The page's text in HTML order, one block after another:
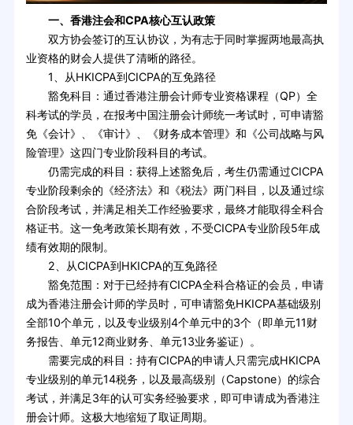
一、香港注会和CPA核心互认政策
双方协会签订的互认协议，为有志于同时掌握两地最高执
业资格的财会人提供了清晰的路径。
1、从HKICPA到CICPA的互免路径
豁免科目：通过香港注册会计师专业资格课程（QP）全
科考试的学员，在报考中国注册会计师统一考试时，可申请豁
免《会计》、《审计》、《财务成本管理》和《公司战略与风
险管理》这四门专业阶段科目的考试。
仍需完成的科目：获得上述豁免后，考生仍需通过CICPA
专业阶段剩余的《经济法》和《税法》两门科目，以及通过综
合阶段考试，并满足相关工作经验要求，最终才能取得全科合
格证书。这一免考政策长期有效，不受CICPA专业阶段5年成
绩有效期的限制。
2、从CICPA到HKICPA的互免路径
豁免范围：对于已经持有CICPA全科合格证的会员，申请
成为香港注册会计师的学员时，可申请豁免HKICPA基础级别
全部10个单元，以及专业级别4个单元中的3个（即单元11财
务报告、单元12商业财务、单元13业务鉴证）。
需要完成的科目：持有CICPA的申请人只需完成HKICPA
专业级别的单元14税务，以及最高级别（Capstone）的综合
考试，并满足3年的认可实务经验要求，即可申请成为香港注
册会计师。这极大地缩短了取证周期。